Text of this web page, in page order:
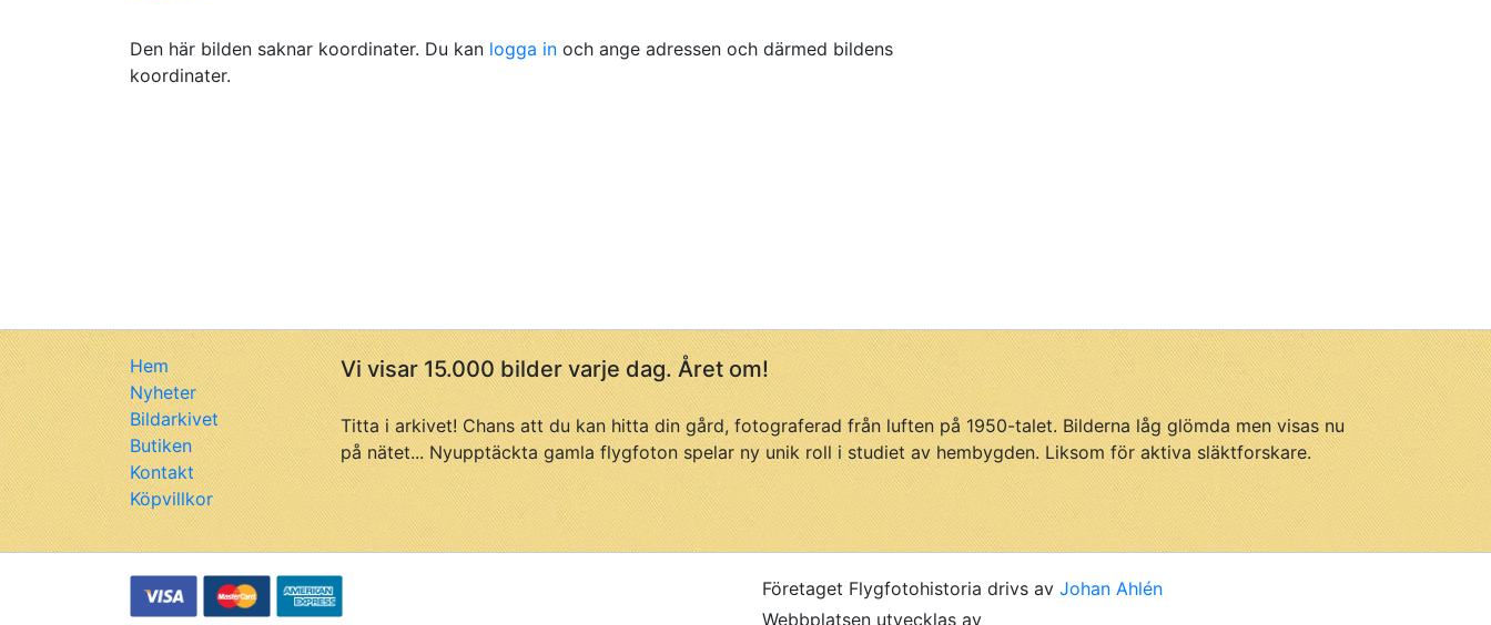
Den här bilden saknar koordinater. Du kan logga in och ange adressen och därmed bildens
koordinater.
Hem
Nyheter
Bildarkivet
Butiken
Kontakt
Köpvillkor
Vi visar 15.000 bilder varje dag. Året om!
Titta i arkivet! Chans att du kan hitta din gård, fotograferad från luften på 1950-talet. Bilderna låg glömda men visas nu
på nätet... Nyupptäckta gamla flygfoton spelar ny unik roll i studiet av hembygden. Liksom för aktiva släktforskare.
Företaget Flygfotohistoria drivs av Johan Ahlén
Webbplatsen utvecklas av